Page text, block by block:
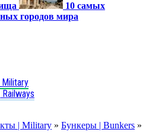
10 самых
городов мира
| Military » Бункеры | Bunkers »